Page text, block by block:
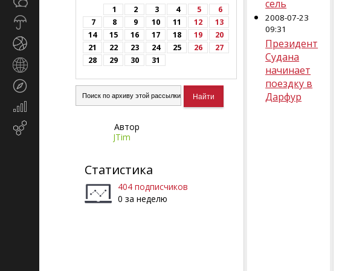
регионы
Экономика
1 2 3 4 5
6
7
8 9 10 11 12
13
14
15 16 17 18 19
20
21
22 23 24 25 26
27
28
29 30 31
Автор
JTim
Статистика
404 подписчиков
0 за неделю
сель
2008-07-23
09:31
Президент
Судана
начинает
поездку в
Дарфур